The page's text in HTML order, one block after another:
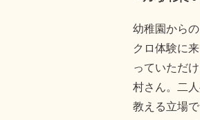
幼稚園から
クロ体験に
っていただ
村さん。二
教える立場